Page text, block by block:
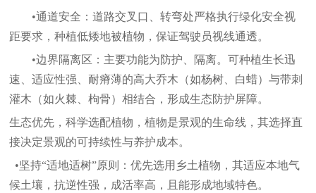
•通道安全：道路交叉口、转弯处严格执行绿化安全视
距要求，种植低矮地被植物，保证驾驶员视线通透。
•边界隔离区： 主要功能为防护、隔离。可种植生长迅
速、适应性强、耐瘠薄的高大乔木（如杨树、白蜡）与带刺
灌木（如火棘、枸骨）相结合，形成生态防护屏障。
生态优先，科学选配植物，植物是景观的生命线，其选择直
接决定景观的可持续性与养护成本。
•坚持“适地适树”原则
：优先选用乡土植物，其适应本地气
候土壤，抗逆性强，成活率高，且能形成地域特色。